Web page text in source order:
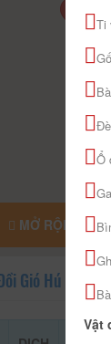
MỞ RỘNG
Gió Hú Villa
Ti
Ổ
Vật